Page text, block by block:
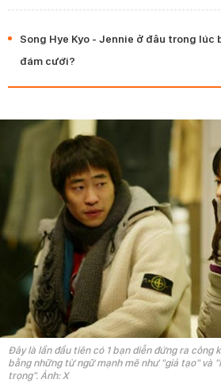
Song Hye Kyo - Jennie ở đâu trong lúc
đám cưới?
Đây là lần đầu tiên có 1 bạn diễn đứng ra công
bằng những từ ngữ mạnh mẽ như "giả tạo" và
trọng". Ảnh: X